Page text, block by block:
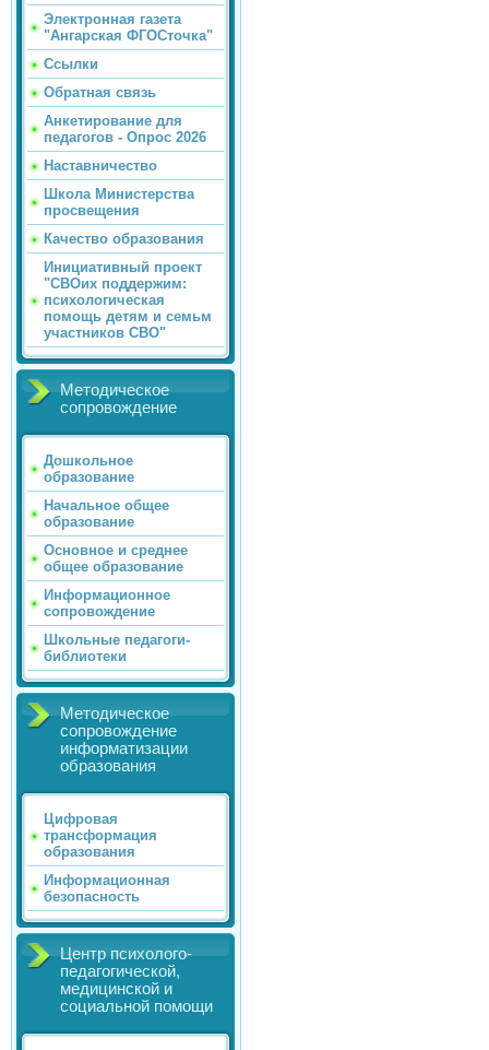
Электронная газета
"Ангарская ФГОСточка"
Ссылки
Обратная связь
Анкетирование для
педагогов - Опрос 2026
Наставничество
Школа Министерства
просвещения
Качество образования
Инициативный проект
"СВОих поддержим:
психологическая
помощь детям и семьм
участников СВО"
Методическое
сопровождение
Дошкольное
образование
Начальное общее
образование
Основное и среднее
общее образование
Информационное
сопровождение
Школьные педагоги-
библиотеки
Методическое
сопровождение
информатизации
образования
Цифровая
трансформация
образования
Информационная
безопасность
Центр психолого-
педагогической,
медицинской и
социальной помощи